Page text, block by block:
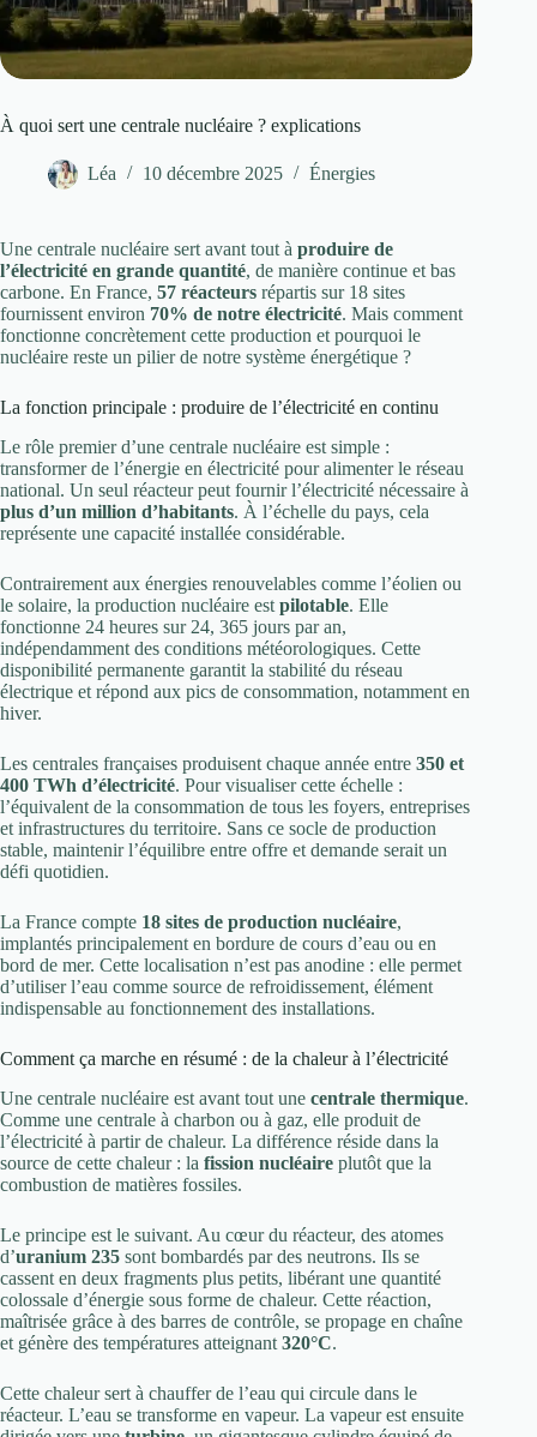
À quoi sert une centrale nucléaire ? explications
Léa 10 décembre 2025 Énergies
Une centrale nucléaire sert avant tout à produire de
l’électricité en grande quantité, de manière continue et bas
carbone. En France, 57 réacteurs répartis sur 18 sites
fournissent environ 70% de notre électricité. Mais comment
fonctionne concrètement cette production et pourquoi le
nucléaire reste un pilier de notre système énergétique ?
La fonction principale : produire de l’électricité en continu
Le rôle premier d’une centrale nucléaire est simple :
transformer de l’énergie en électricité pour alimenter le réseau
national. Un seul réacteur peut fournir l’électricité nécessaire à
plus d’un million d’habitants. À l’échelle du pays, cela
représente une capacité installée considérable.
Contrairement aux énergies renouvelables comme l’éolien ou
le solaire, la production nucléaire est pilotable. Elle
fonctionne 24 heures sur 24, 365 jours par an,
indépendamment des conditions météorologiques. Cette
disponibilité permanente garantit la stabilité du réseau
électrique et répond aux pics de consommation, notamment en
hiver.
Les centrales françaises produisent chaque année entre 350 et
400 TWh d’électricité. Pour visualiser cette échelle :
l’équivalent de la consommation de tous les foyers, entreprises
et infrastructures du territoire. Sans ce socle de production
stable, maintenir l’équilibre entre offre et demande serait un
défi quotidien.
La France compte 18 sites de production nucléaire,
implantés principalement en bordure de cours d’eau ou en
bord de mer. Cette localisation n’est pas anodine : elle permet
d’utiliser l’eau comme source de refroidissement, élément
indispensable au fonctionnement des installations.
Comment ça marche en résumé : de la chaleur à l’électricité
Une centrale nucléaire est avant tout une centrale thermique.
Comme une centrale à charbon ou à gaz, elle produit de
l’électricité à partir de chaleur. La différence réside dans la
source de cette chaleur : la fission nucléaire plutôt que la
combustion de matières fossiles.
Le principe est le suivant. Au cœur du réacteur, des atomes
d’uranium 235 sont bombardés par des neutrons. Ils se
cassent en deux fragments plus petits, libérant une quantité
colossale d’énergie sous forme de chaleur. Cette réaction,
maîtrisée grâce à des barres de contrôle, se propage en chaîne
et génère des températures atteignant 320°C.
Cette chaleur sert à chauffer de l’eau qui circule dans le
réacteur. L’eau se transforme en vapeur. La vapeur est ensuite